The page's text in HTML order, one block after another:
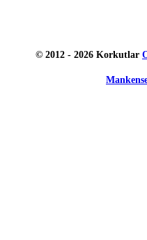
© 2012 - 2026 Korkutlar